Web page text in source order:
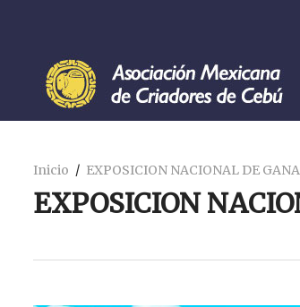
Inicio EXPOSICION NACIONAL DE
EXPOSICION